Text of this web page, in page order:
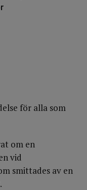
för alla som
om en
vid
smittades av en